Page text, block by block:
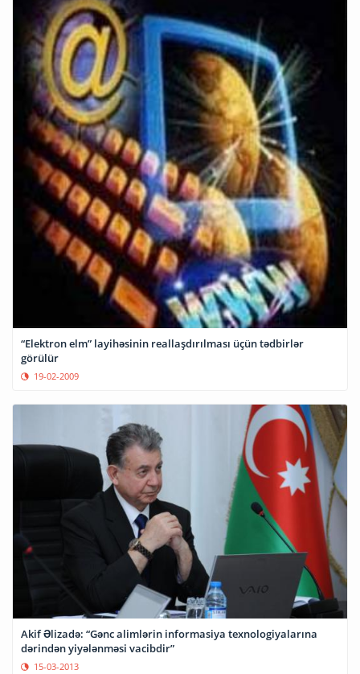
“Elektron elm” layihəsinin reallaşdırılması üçün tədbirlər
görülür
19-02-2009
Akif Əlizadə: “Gənc alimlərin informasiya texnologiyalarına
dərindən yiyələnməsi vacibdir”
15-03-2013